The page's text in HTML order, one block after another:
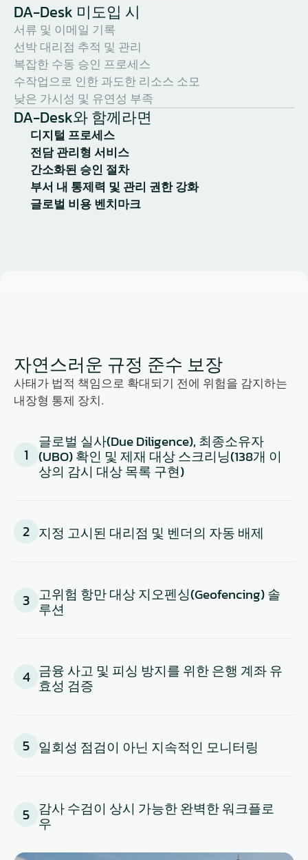
디지털 프로세스
DA-Desk 미도입 시
DA-Desk와 함께라면
선박 대리점 추적 및 관리
복잡한 수동 승인 프로세스
수작업으로 인한 과도한 리소스 소모
낮은 가시성 및 유연성 부족
서류 및 이메일 기록
전담 관리형 서비스
간소화된 승인 절차
부서 내 통제력 및 관리 권한 강화
글로벌 비용 벤치마크
자연스러운 규정 준수 보장
사태가 법적 책임으로 확대되기 전에 위험을 감지하는
내장형 통제 장치.
1
글로벌 실사(Due Diligence), 최종소유자
(UBO) 확인 및 제재 대상 스크리닝(138개 이
상의 감시 대상 목록 구현)
2 지정 고시된 대리점 및 벤더의 자동 배제
3 고위험 항만 대상 지오펜싱(Geofencing) 솔
루션
4 금융 사고 및 피싱 방지를 위한 은행 계좌 유
효성 검증
5 일회성 점검이 아닌 지속적인 모니터링
5 감사 수검이 상시 가능한 완벽한 워크플로
우